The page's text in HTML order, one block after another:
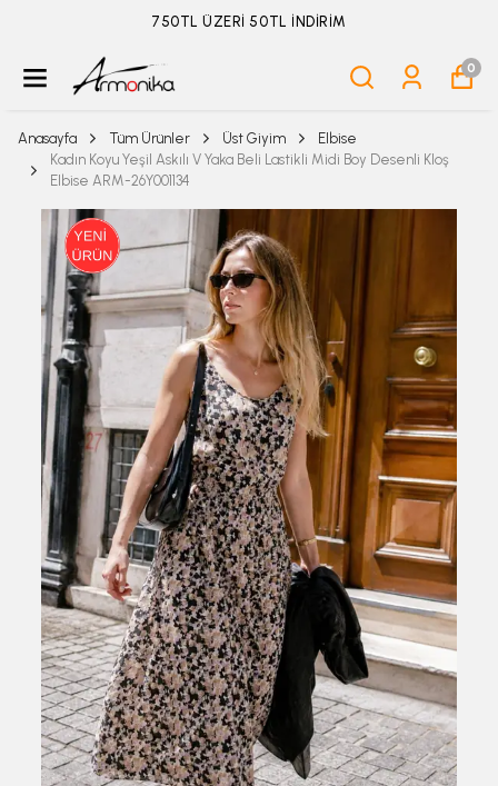
ÜYELİKSİZ SİPARİŞ İADE TALEBİ İÇİN TIKLA
0
Anasayfa Tüm Ürünler Üst Giyim
Elbise
Kadın Koyu Yeşil Askılı V Yaka Beli Lastikli Midi Boy Desenli Kloş
Elbise ARM-26Y001134